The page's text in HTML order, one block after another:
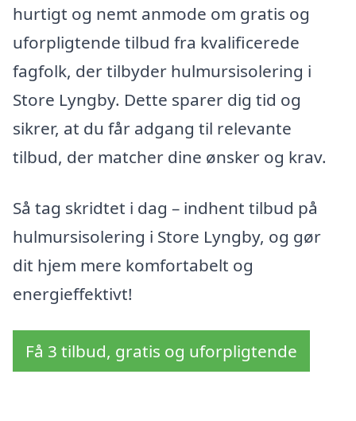
hurtigt og nemt anmode om gratis og
uforpligtende tilbud fra kvalificerede
fagfolk, der tilbyder hulmursisolering i
Store Lyngby. Dette sparer dig tid og
sikrer, at du får adgang til relevante
tilbud, der matcher dine ønsker og krav.
Så tag skridtet i dag – indhent tilbud på
hulmursisolering i Store Lyngby, og gør
dit hjem mere komfortabelt og
energieffektivt!
Få 3 tilbud, gratis og uforpligtende